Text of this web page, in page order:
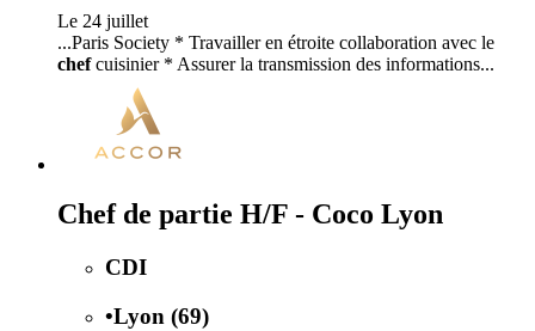
Le 24 juillet
...Paris Society * Travailler en étroite collaboration avec le
chefcuisinier * Assurer la transmission des informations...
Chef de partie H/F - Coco Lyon
CDI
•Lyon (69)